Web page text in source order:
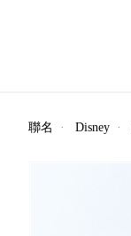
聯名 · Disney ·